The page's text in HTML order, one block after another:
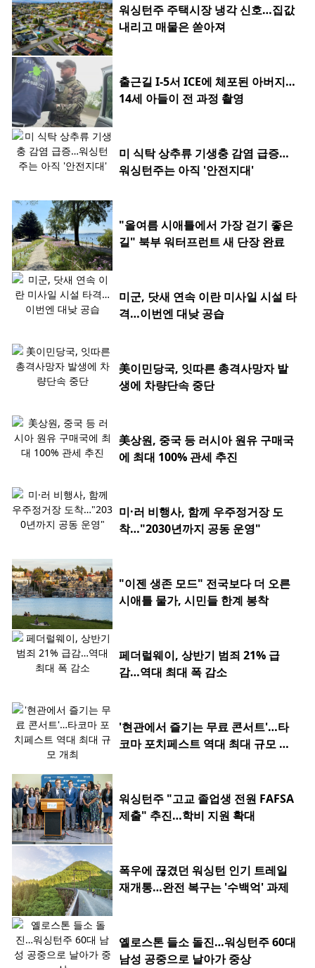
워싱턴주 주택시장 냉각 신호…집값
내리고 매물은 쏟아져
출근길 I-5서 ICE에 체포된 아버지…
14세 아들이 전 과정 촬영
미 식탁 상추류 기생충 감염 급증…
워싱턴주는 아직 '안전지대'
"올여름 시애틀에서 가장 걷기 좋은
길" 북부 워터프런트 새 단장 완료
미군, 닷새 연속 이란 미사일 시설 타
격…이번엔 대낮 공습
美이민당국, 잇따른 총격사망자 발
생에 차량단속 중단
美상원, 중국 등 러시아 원유 구매국
에 최대 100% 관세 추진
미·러 비행사, 함께 우주정거장 도
착…"2030년까지 공동 운영"
"이젠 생존 모드" 전국보다 더 오른
시애틀 물가, 시민들 한계 봉착
페더럴웨이, 상반기 범죄 21% 급
감…역대 최대 폭 감소
'현관에서 즐기는 무료 콘서트'…타
코마 포치페스트 역대 최대 규모 개
워싱턴주 "고교 졸업생 전원 FAFSA
제출" 추진…학비 지원 확대
폭우에 끊겼던 워싱턴 인기 트레일
재개통…완전 복구는 '수백억' 과제
옐로스톤 들소 돌진…워싱턴주 60대
남성 공중으로 날아가 중상